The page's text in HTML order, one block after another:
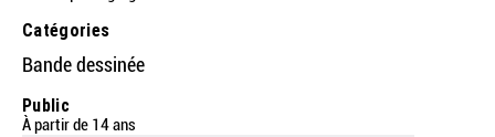
Catégories
Bande dessinée
Public
À partir de 14 ans